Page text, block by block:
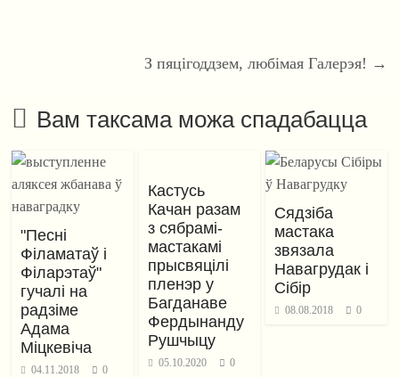
З пяцігоддзем, любімая Галерэя! →
Вам таксама можа спадабацца
"Песні
Філаматаў і
Філарэтаў"
гучалі на
радзіме
Адама
Міцкевіча
04.11.2018 0
Кастусь
Качан разам
з сябрамі-
мастакамі
прысвяцілі
пленэр у
Багданаве
Фердынанду
Рушчыцу
05.10.2020 0
Сядзіба
мастака
звязала
Навагрудак і
Сібір
08.08.2018 0